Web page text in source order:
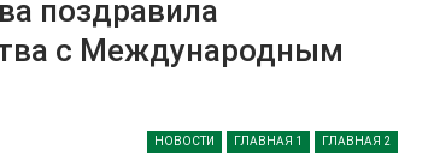
поздравила
с Международным
НОВОСТИ ГЛАВНАЯ 1 ГЛАВНАЯ 2